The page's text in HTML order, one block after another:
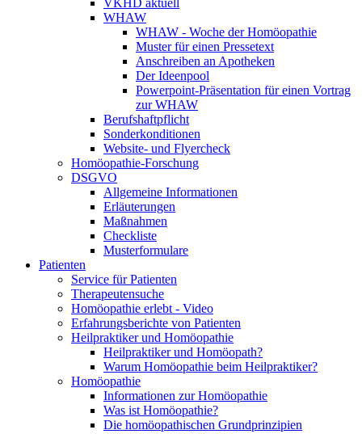
VKHD aktuell
WHAW
WHAW - Woche der Homöopathie
Muster für einen Pressetext
Anschreiben an Apotheken
Der Ideenpool
Powerpoint-Präsentation für einen Vortrag
zur WHAW
Berufshaftpflicht
Sonderkonditionen
Website- und Flyercheck
Homöopathie-Forschung
DSGVO
Allgemeine Informationen
Erläuterungen
Maßnahmen
Checkliste
Musterformulare
Patienten
Service für Patienten
Therapeutensuche
Homöopathie erlebt - Video
Erfahrungsberichte von Patienten
Heilpraktiker und Homöopathie
Heilpraktiker und Homöopath?
Warum Homöopathie beim Heilpraktiker?
Homöopathie
Informationen zur Homöopathie
Was ist Homöopathie?
Die homöopathischen Grundprinzipien